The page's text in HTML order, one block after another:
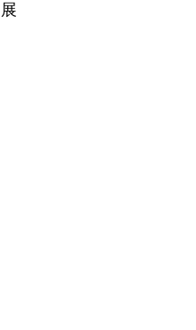
展